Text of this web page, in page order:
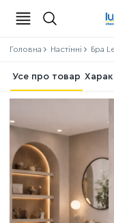
Головна Настінні Бра
Усе про товар